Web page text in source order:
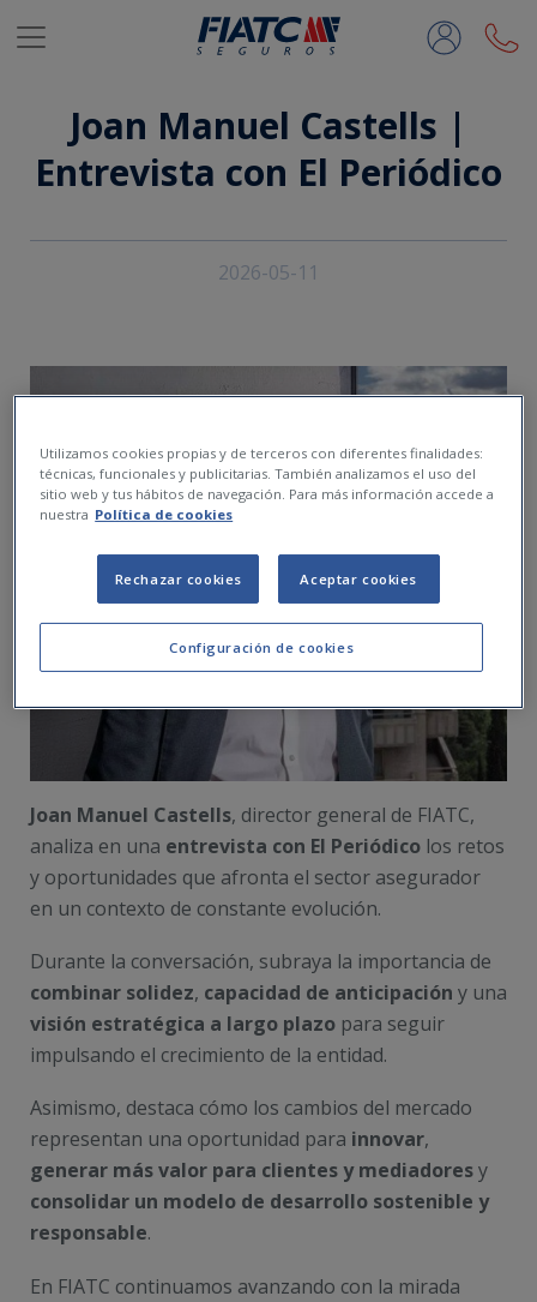
Saltar al contenido principal
Joan Manuel Castells |
Entrevista con El Periódico
2026-05-11
Joan Manuel Castells, director general de FIATC,
analiza en una entrevista con El Periódico los retos
y oportunidades que afronta el sector asegurador
en un contexto de constante evolución.
Durante la conversación, subraya la importancia de
combinar solidez, capacidad de anticipación y una
visión estratégica a largo plazo para seguir
impulsando el crecimiento de la entidad.
Asimismo, destaca cómo los cambios del mercado
representan una oportunidad para innovar,
generar más valor para clientes y mediadoresy
consolidar un modelo de desarrollo sostenible y
responsable.
En FIATC continuamos avanzando con la mirada
Utilizamos cookies propias y de terceros con diferentes finalidades:
técnicas, funcionales y publicitarias. También analizamos el uso del
sitio web y tus hábitos de navegación. Para más información accede a
nuestra Política de cookies
Configuración de cookies
Rechazar cookies Aceptar cookies